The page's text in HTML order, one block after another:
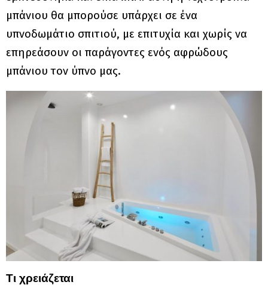
μπάνιου θα μπορούσε υπάρχει σε ένα
υπνοδωμάτιο σπιτιού, με επιτυχία και χωρίς να
επηρεάσουν οι παράγοντες ενός αφρώδους
μπάνιου τον ύπνο μας.
Τι χρειάζεται